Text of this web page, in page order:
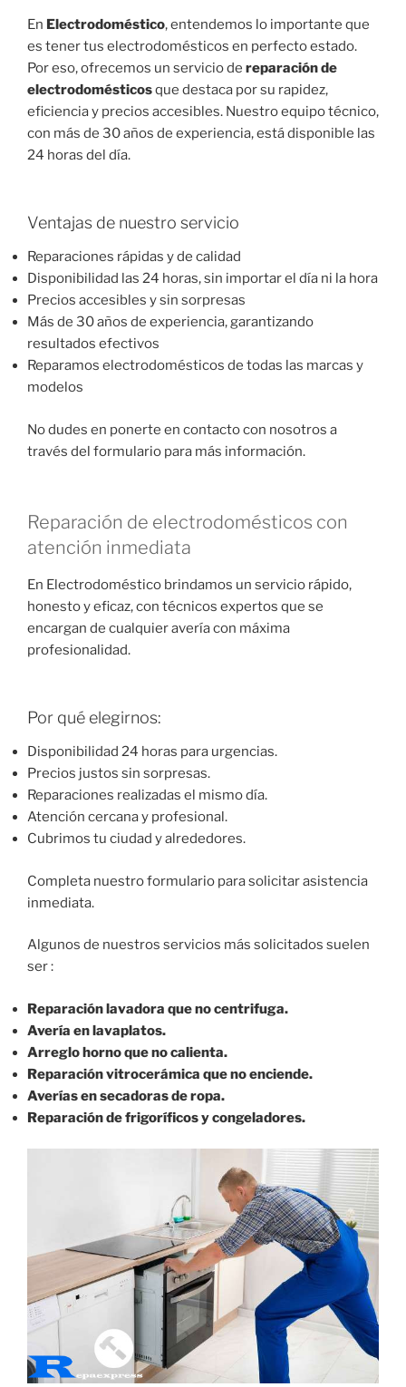
En Electrodoméstico, entendemos lo importante que
es tener tus electrodomésticos en perfecto estado.
Por eso, ofrecemos un servicio de reparación de
electrodomésticosque destaca por su rapidez,
eficiencia y precios accesibles. Nuestro equipo técnico,
con más de 30 años de experiencia, está disponible las
24 horas del día.
Ventajas de nuestro servicio
Reparaciones rápidas y de calidad
Disponibilidad las 24 horas, sin importar el día ni la hora
Precios accesibles y sin sorpresas
Más de 30 años de experiencia, garantizando
resultados efectivos
Reparamos electrodomésticos de todas las marcas y
modelos
No dudes en ponerte en contacto con nosotros a
través del formulario para más información.
Reparación de electrodomésticos con
atención inmediata
En Electrodoméstico brindamos un servicio rápido,
honesto y eficaz, con técnicos expertos que se
encargan de cualquier avería con máxima
profesionalidad.
Por qué elegirnos:
Disponibilidad 24 horas para urgencias.
Precios justos sin sorpresas.
Reparaciones realizadas el mismo día.
Atención cercana y profesional.
Cubrimos tu ciudad y alrededores.
Completa nuestro formulario para solicitar asistencia
inmediata.
Algunos de nuestros servicios más solicitados suelen
ser :
Reparación lavadora que no centrifuga.
Avería en lavaplatos.
Arreglo horno que no calienta.
Reparación vitrocerámica que no enciende.
Averías en secadoras de ropa.
Reparación de frigoríficos y congeladores.